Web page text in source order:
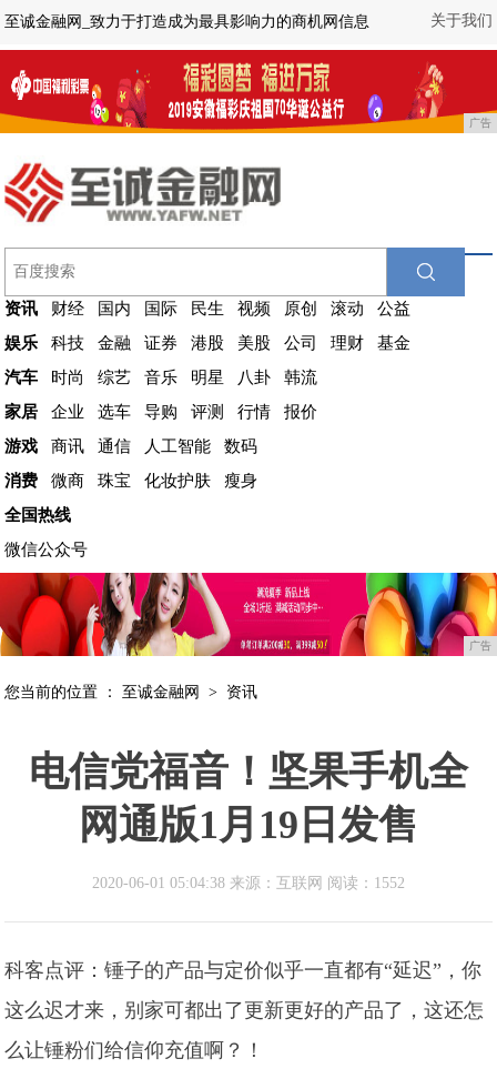
关于我们
至诚金融网_致力于打造成为最具影响力的商机网信息
广告
资讯 财经 国内 国际 民生 视频 原创 滚动
公益
娱乐
科技 金融 证券 港股 美股 公司 理财
基金
汽车
时尚 综艺 音乐 明星 八卦
韩流
家居
企业 选车 导购 评测 行情
报价
游戏
商讯 通信 人工智能
数码
消费
微商 珠宝 化妆护肤
瘦身
全国热线
微信公众号
广告
您当前的位置 ： 至诚金融网 > 资讯
电信党福音！坚果手机全
网通版1月19日发售
2020-06-01 05:04:38 来源：互联网 阅读：1552
科客点评：锤子的产品与定价似乎一直都有“延迟”，你
这么迟才来，别家可都出了更新更好的产品了，这还怎
么让锤粉们给信仰充值啊？！